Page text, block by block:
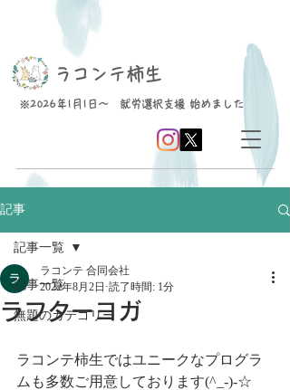
※2026年1月1日～ 就労選択支援 始めました
​ラコンテ柿生
記事
記事一覧
無題のカテゴリー
記事一覧
ラフターヨガ
ラコンテ 合同会社
2022年8月2日 読了時間: 1分
ラコンテ柿生ではユニークなプログラ
ムも多数ご用意しております(^_-)-☆